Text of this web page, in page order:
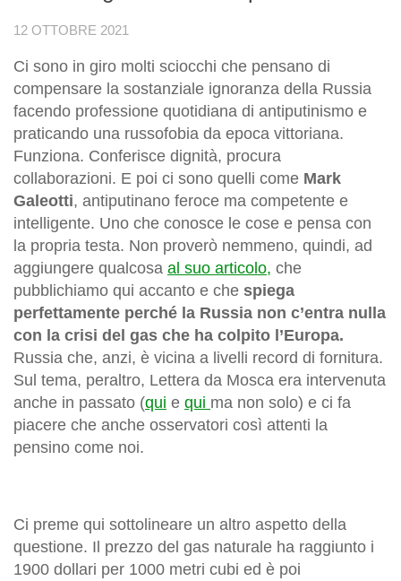
12 OTTOBRE 2021
Ci sono in giro molti sciocchi che pensano di
compensare la sostanziale ignoranza della Russia
facendo professione quotidiana di antiputinismo e
praticando una russofobia da epoca vittoriana.
Funziona. Conferisce dignità, procura
collaborazioni. E poi ci sono quelli come Mark
Galeotti, antiputinano feroce ma competente e
intelligente. Uno che conosce le cose e pensa con
la propria testa. Non proverò nemmeno, quindi, ad
aggiungere qualcosa al suo articolo, che
pubblichiamo qui accanto e che spiega
perfettamente perché la Russia non c’entra nulla
con la crisi del gas che ha colpito l’Europa.
Russia che, anzi, è vicina a livelli record di fornitura.
Sul tema, peraltro, Lettera da Mosca era intervenuta
anche in passato (qui e qui ma non solo) e ci fa
piacere che anche osservatori così attenti la
pensino come noi.
Ci preme qui sottolineare un altro aspetto della
questione. Il prezzo del gas naturale ha raggiunto i
1900 dollari per 1000 metri cubi ed è poi